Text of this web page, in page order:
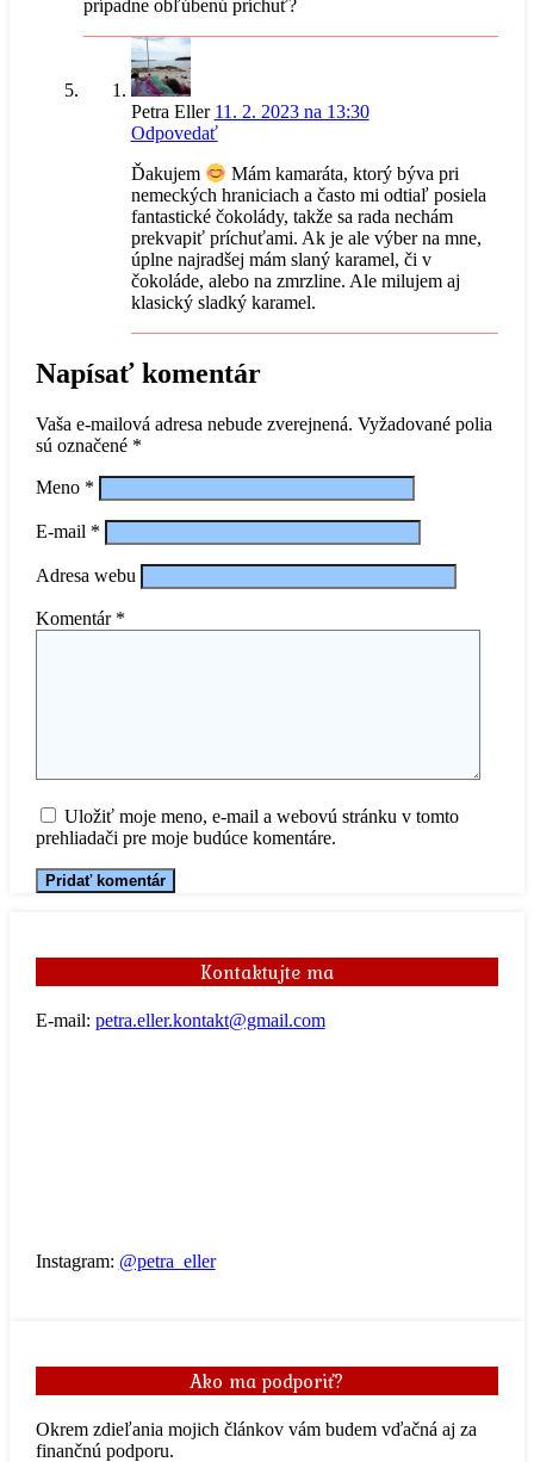
prípadne obľúbenú príchuť?
Petra Eller 11. 2. 2023 na 13:30
Odpovedať
Ďakujem
Mám kamaráta, ktorý býva pri
nemeckých hraniciach a často mi odtiaľ posiela
fantastické čokolády, takže sa rada nechám
prekvapiť príchuťami. Ak je ale výber na mne,
úplne najradšej mám slaný karamel, či v
čokoláde, alebo na zmrzline. Ale milujem aj
klasický sladký karamel.
Napísať komentár
Vaša e-mailová adresa nebude zverejnená. Vyžadované polia
sú označené *
Meno *
E-mail *
Adresa webu
Komentár *
Uložiť moje meno, e-mail a webovú stránku v tomto
prehliadači pre moje budúce komentáre.
Kontaktujte ma
E-mail: petra.eller.kontakt@gmail.com
Instagram: @petra_eller
Ako ma podporiť?
Okrem zdieľania mojich článkov vám budem vďačná aj za
finančnú podporu.